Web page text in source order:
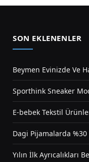
SON EKLENENLER
Beymen Evinizde Ve
Sporthink Sneaker
E-bebek Tekstil
Dagi Pijamalarda
Yılın İlk Ayrıcalıkları